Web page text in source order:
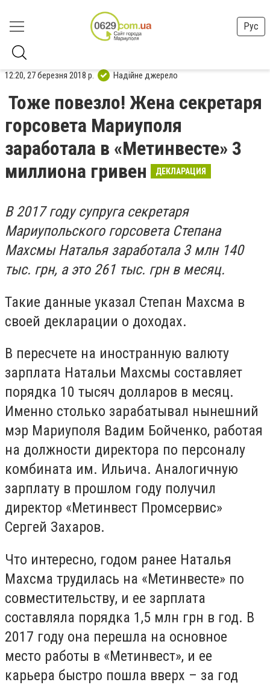
Рус
12:20, 27 березня 2018 р. Надійне джерело
Тоже повезло! Жена секретаря
горсовета Мариуполя
заработала в «Метинвесте» 3
миллиона гривен
ДЕКЛАРАЦИЯ
В 2017 году супруга секретаря
Мариупольского горсовета Степана
Махсмы Наталья заработала 3 млн 140
тыс. грн, а это 261 тыс. грн в месяц.
Такие данные указал Степан Махсма в
своей декларации о доходах.
В пересчете на иностранную валюту
зарплата Натальи Махсмы составляет
порядка 10 тысяч долларов в месяц.
Именно столько зарабатывал нынешний
мэр Мариуполя Вадим Бойченко, работая
на должности директора по персоналу
комбината им. Ильича. Аналогичную
зарплату в прошлом году получил
директор «Метинвест Промсервис»
Сергей Захаров.
Что интересно, годом ранее Наталья
Махсма трудилась на «Метинвесте» по
совместительству, и ее зарплата
составляла порядка 1,5 млн грн в год. В
2017 году она перешла на основное
место работы в «Метинвест», и ее
карьера быстро пошла вверх – за год